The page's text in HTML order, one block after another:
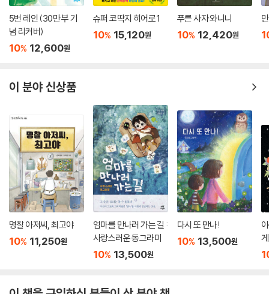
5번 레인 (30만 부 기
념 리커버)
10% 12,600원
슈퍼 코딱지 히어로 1
10% 15,120원
푸른 사자 와니니
10% 12,420원
이 분야 신상품
명찰 아저씨, 최고야
10% 11,250원
엄마를 만나러 가는 길 :
사랑스러운 동그라미
10% 13,500원
다시 또 만나!
10% 13,500원
게